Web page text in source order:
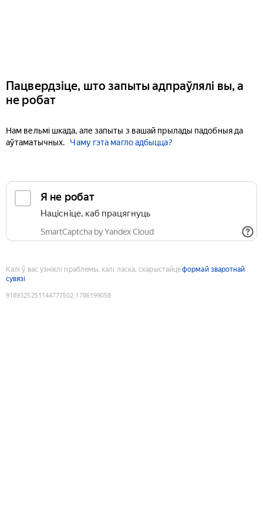
Пацвердзіце, што запыты адпраўлялі вы, а
не робат
Нам вельмі шкада, але запыты з вашай прылады падобныя да
аўтаматычных.
Чаму гэта магло адбыцца?
Я не робат
Націсніце, каб працягнуць
SmartCaptcha by Yandex Cloud
Калі ў вас узніклі праблемы, калі ласка, скарыстайцеформай зваротнай
сувязі
9189325251144777502:1786199058